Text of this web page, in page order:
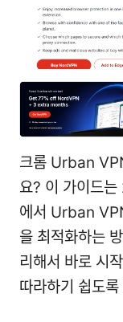
크롬 Urban
요? 이 가이드
에서 Urban
을 최적화하는
리해서 바로 시
따라하기 쉽도